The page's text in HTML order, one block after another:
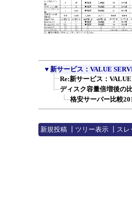
▼ 新サービス：VALUE
Re:新サービス：
ディスク容量倍増後の
格安サーバー比較
新規投稿
ツリー表示 スレ